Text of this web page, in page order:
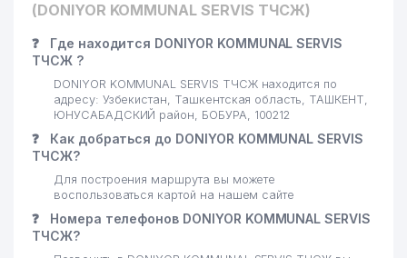
(DONIYOR KOMMUNAL SERVIS ТЧСЖ)
❓
Где находится DONIYOR KOMMUNAL SERVIS
ТЧСЖ ?
DONIYOR KOMMUNAL SERVIS ТЧСЖ находится по
адресу: Узбекистан, Ташкентская область, ТАШКЕНТ,
ЮНУСАБАДСКИЙ район, БОБУРА, 100212
❓
Как добраться до DONIYOR KOMMUNAL SERVIS
ТЧСЖ?
Для построения маршрута вы можете
воспользоваться картой на нашем сайте
❓
Номера телефонов DONIYOR KOMMUNAL SERVIS
ТЧСЖ?